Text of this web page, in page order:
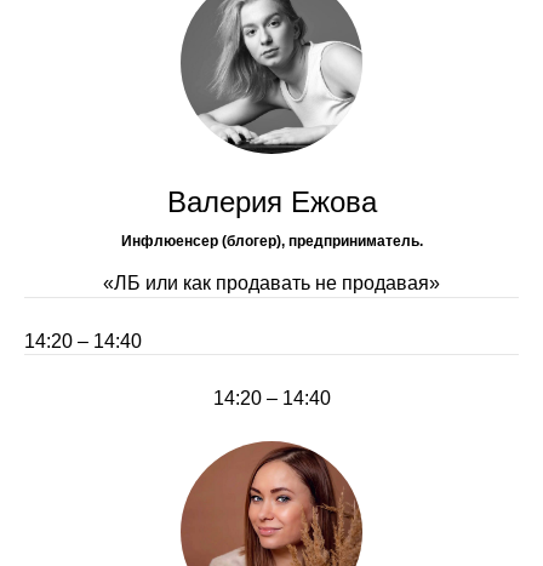
Валерия Ежова
Инфлюенсер (блогер), предприниматель.
«ЛБ или как продавать не продавая»
14:20 – 14:40
14:20 – 14:40